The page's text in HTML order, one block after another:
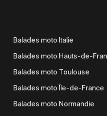
Balades moto Italie
Balades moto Hauts-de-
Balades moto Toulouse
Balades moto Île-de-France
Balades moto Normandie